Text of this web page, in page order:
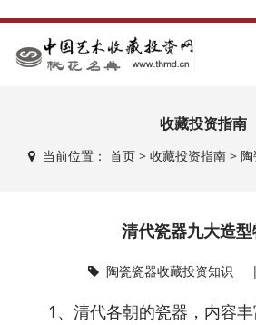
收藏投资指南
当前位置： 首页> 收藏投资指南>
清代瓷器九大造型
陶瓷瓷器收藏投资知识
1、清代各朝的瓷器，内容丰